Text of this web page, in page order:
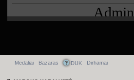
Admin
Greitasis meniu
Medaliai Bazaras DUK Dirhamai